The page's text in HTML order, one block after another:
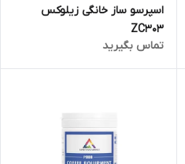
اسپرسو ساز خانگی زیلوکس
ZC303
تماس بگیرید